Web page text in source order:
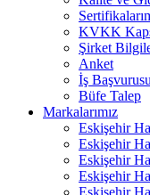
KVKK
Şirket
Anket
İş Başvurusu
Büfe Talep
Markalarımız
Eskişehir
Eskişehir
Eskişehir
Eskişehir
Eskişehir